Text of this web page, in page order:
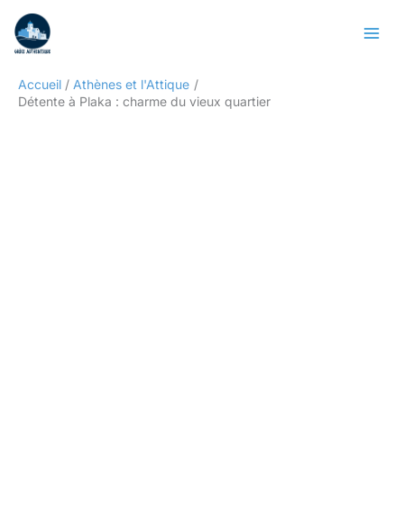
contenu
Accueil
Athènes et l'Attique
Détente à Plaka : charme du vieux quartier
Rechercher